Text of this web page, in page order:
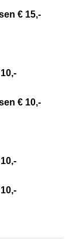
€ 15,-
€ 10,-